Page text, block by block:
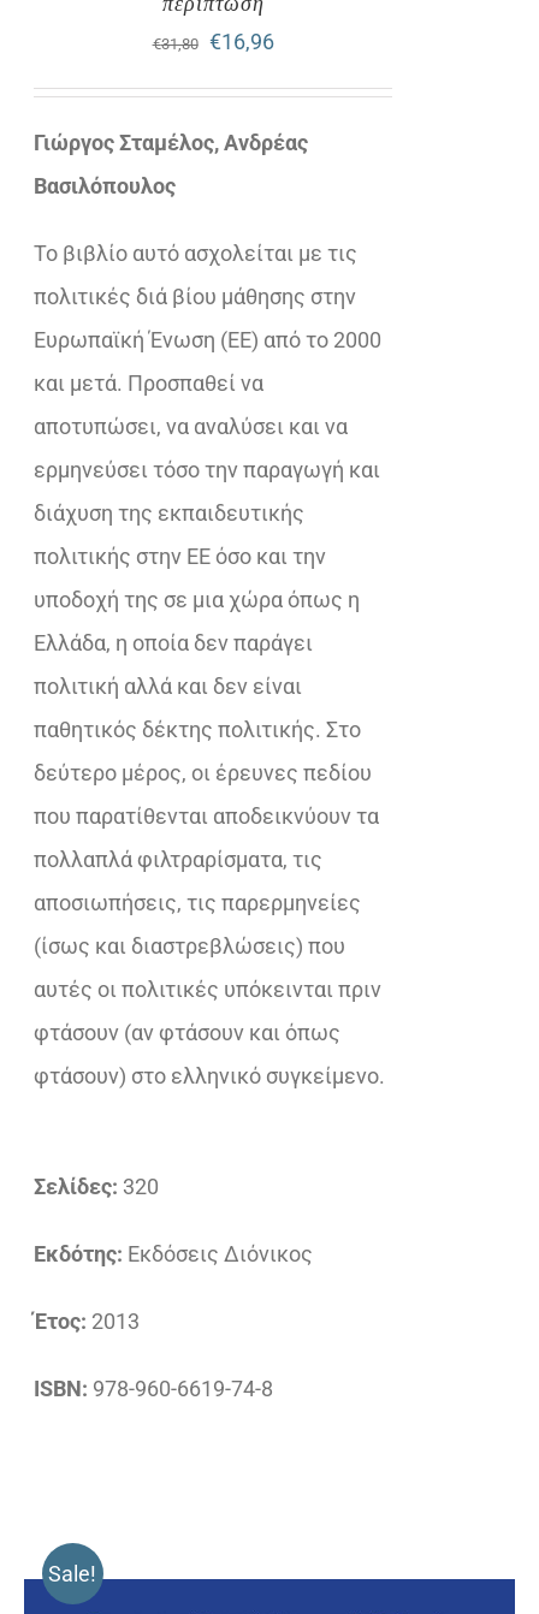
€31,80
Original
price
€16,96Η
τρέχουσα
τιμή
Γιώργος Σταμέλος, Ανδρέας
Βασιλόπουλος
Το βιβλίο αυτό ασχολείται με τις
πολιτικές διά βίου μάθησης στην
Ευρωπαϊκή Ένωση (ΕΕ) από το 2000
και μετά. Προσπαθεί να
αποτυπώσει, να αναλύσει και να
ερμηνεύσει τόσο την παραγωγή και
διάχυση της εκπαιδευτικής
πολιτικής στην ΕΕ όσο και την
υποδοχή της σε μια χώρα όπως η
Ελλάδα, η οποία δεν παράγει
πολιτική αλλά και δεν είναι
παθητικός δέκτης πολιτικής. Στο
δεύτερο μέρος, οι έρευνες πεδίου
που παρατίθενται αποδεικνύουν τα
πολλαπλά φιλτραρίσματα, τις
αποσιωπήσεις, τις παρερμηνείες
(ίσως και διαστρεβλώσεις) που
αυτές οι πολιτικές υπόκεινται πριν
φτάσουν (αν φτάσουν και όπως
φτάσουν) στο ελληνικό συγκείμενο.
Σελίδες: 320
Εκδότης: Εκδόσεις Διόνικος
Έτος: 2013
ISBN: 978-960-6619-74-8
Sale!